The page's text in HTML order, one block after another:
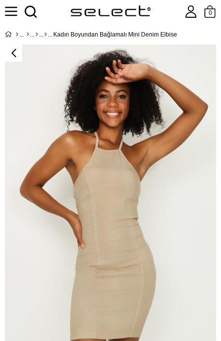
0
Kadın Boyundan Bağlamalı Mini Denim Elbise